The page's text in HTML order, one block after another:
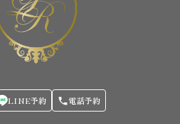
LINE予約 電話予約